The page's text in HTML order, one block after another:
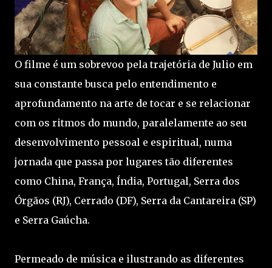
O filme é um sobrevoo pela trajetória de Julio em
sua constante busca pelo entendimento e
aprofundamento na arte de tocar e se relacionar
com os ritmos do mundo, paralelamente ao seu
desenvolvimento pessoal e espiritual, numa
jornada que passa por lugares tão diferentes
como China, França, Índia, Portugal, Serra dos
Órgãos (RJ), Cerrado (DF), Serra da Cantareira (SP)
e Serra Gaúcha.
Permeado de música e ilustrando as diferentes